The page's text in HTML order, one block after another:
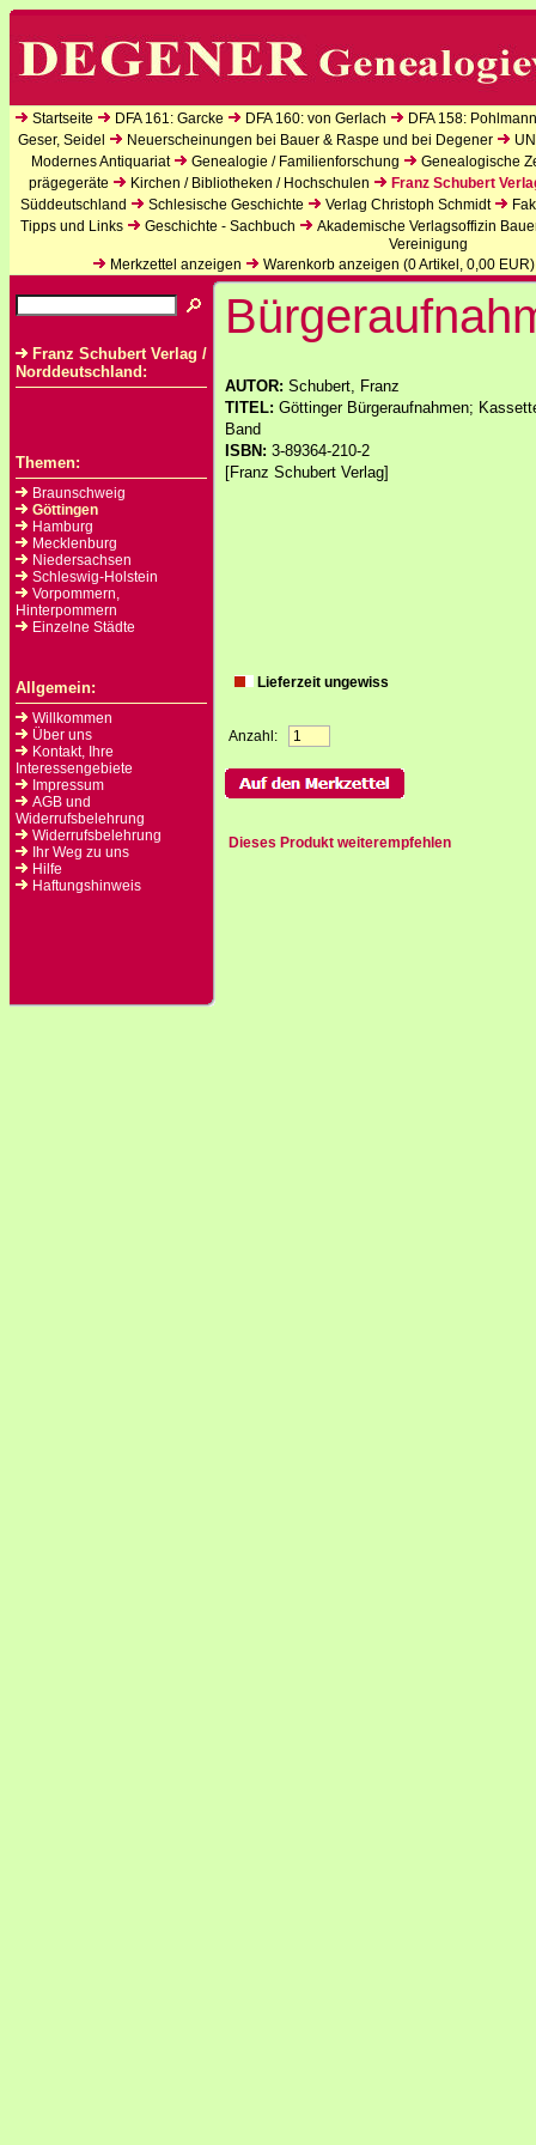
Startseite DFA 161: Garcke DFA 160: von Gerlach
DFA 158:
Geser, Seidel
Neuerscheinungen bei Bauer & Raspe und bei Degener
Modernes Antiquariat
Genealogie / Familienforschung
Genealogische
prägegeräte
Kirchen / Bibliotheken / Hochschulen
Franz Schubert
Süddeutschland
Schlesische Geschichte Verlag Christoph Schmidt
Tipps und Links
Geschichte - Sachbuch
Akademische Verlagsoffizin
Vereinigung
Merkzettel anzeigen
Warenkorb anzeigen (0Artikel, 0,00 EUR)
Franz Schubert Verlag /
Norddeutschland:
Themen:
Braunschweig
Göttingen
Hamburg
Mecklenburg
Niedersachsen
Schleswig-Holstein
Vorpommern,
Hinterpommern
Einzelne Städte
Allgemein:
Willkommen
Über uns
Kontakt, Ihre
Interessengebiete
Impressum
AGB und
Widerrufsbelehrung
Widerrufsbelehrung
Ihr Weg zu uns
Hilfe
Haftungshinweis
AUTOR: Schubert, Franz
TITEL: Göttinger Bürgeraufnahmen;
Band
ISBN: 3-89364-210-2
[Franz Schubert Verlag]
Lieferzeit ungewiss
Anzahl:
Dieses Produkt weiterempfehlen